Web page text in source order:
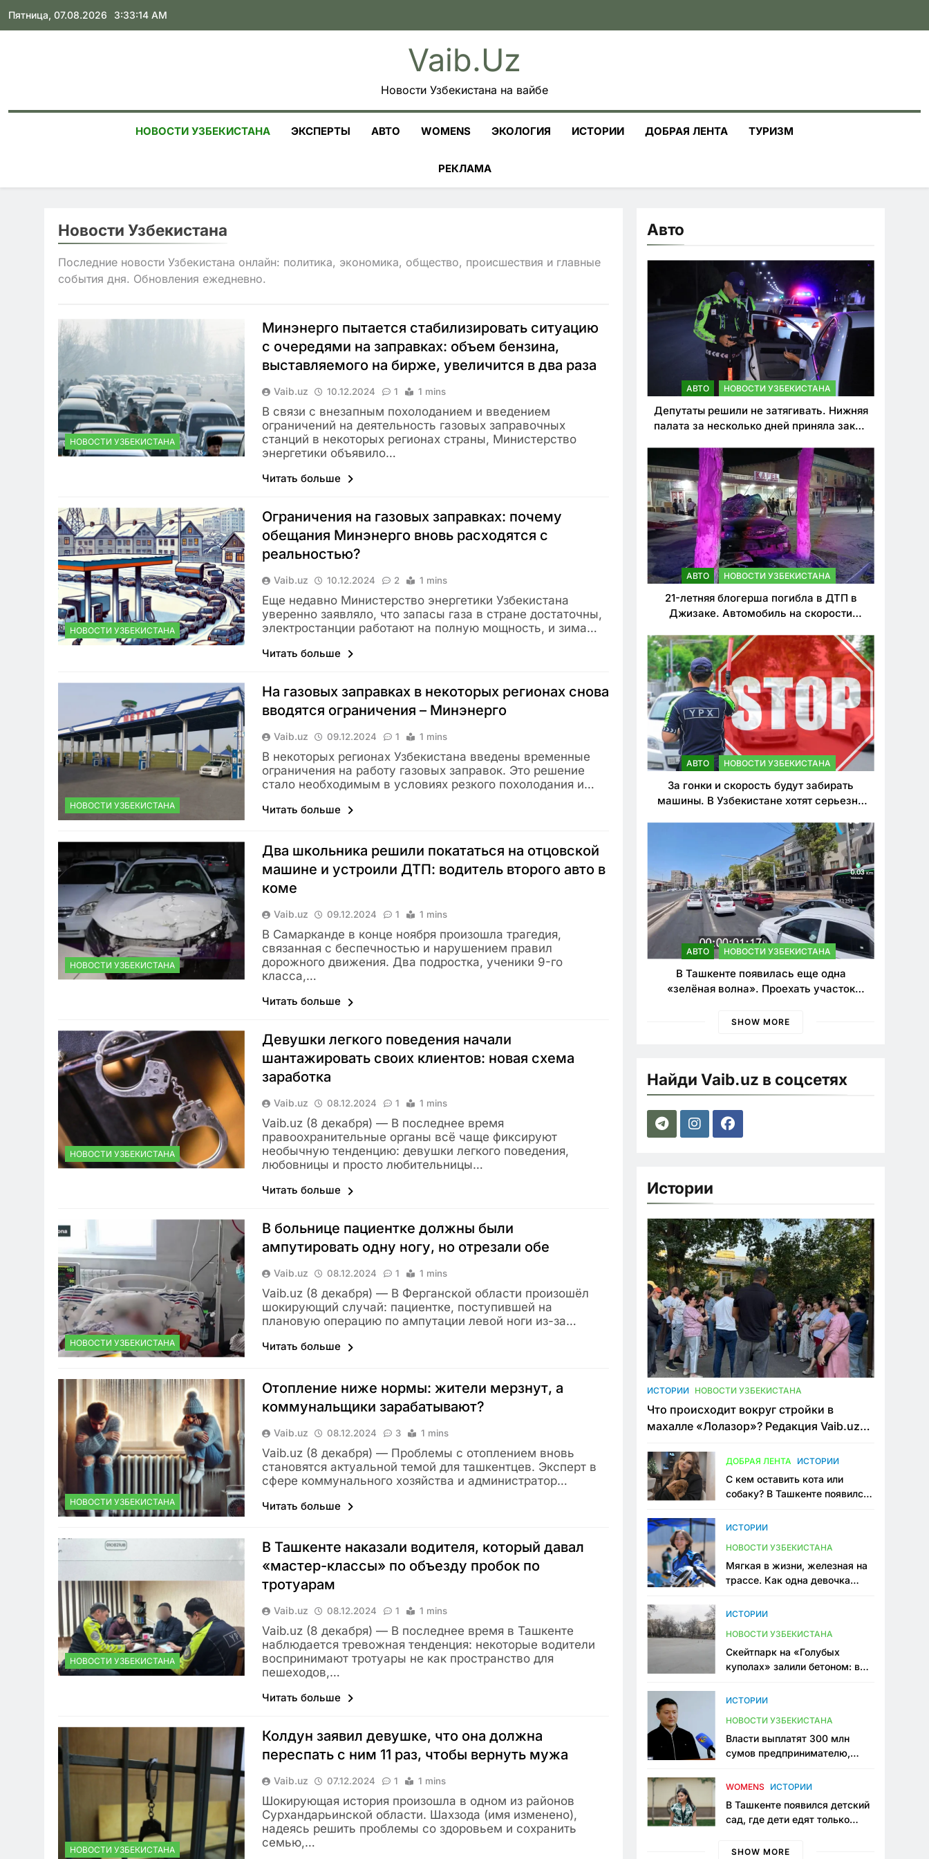
Skip
Пятница, 07.08.2026 3:33:15 AM
Vaib.uz
Новости Узбекистана на вайбе
НОВОСТИ УЗБЕКИСТАНА ЭКСПЕРТЫ АВТО WOMENS ЭКОЛОГИЯ ИСТОРИИ ДОБРАЯ ЛЕНТА ТУРИЗМ
РЕКЛАМА
Новости Узбекистана
Последние новости Узбекистана онлайн: политика, экономика, общество, происшествия и главные
события дня. Обновления ежедневно.
НОВОСТИ УЗБЕКИСТАНА
Минэнерго пытается стабилизировать ситуацию
с очередями на заправках: объем бензина,
выставляемого на бирже, увеличится в два раза
Vaib.uz 10.12.2024 1 1 mins
В связи с внезапным похолоданием и введением
ограничений на деятельность газовых заправочных
станций в некоторых регионах страны, Министерство
энергетики объявило…
Читать больше
НОВОСТИ УЗБЕКИСТАНА
Ограничения на газовых заправках: почему
обещания Минэнерго вновь расходятся с
реальностью?
Vaib.uz 10.12.2024 2 1 mins
Еще недавно Министерство энергетики Узбекистана
уверенно заявляло, что запасы газа в стране достаточны,
электростанции работают на полную мощность, и зима…
Читать больше
НОВОСТИ УЗБЕКИСТАНА
На газовых заправках в некоторых регионах снова
вводятся ограничения – Минэнерго
Vaib.uz 09.12.2024 1 1 mins
В некоторых регионах Узбекистана введены временные
ограничения на работу газовых заправок. Это решение
стало необходимым в условиях резкого похолодания и…
Читать больше
НОВОСТИ УЗБЕКИСТАНА
Два школьника решили покататься на отцовской
машине и устроили ДТП: водитель второго авто в
коме
Vaib.uz 09.12.2024 1 1 mins
В Самарканде в конце ноября произошла трагедия,
связанная с беспечностью и нарушением правил
дорожного движения. Два подростка, ученики 9-го
класса,…
Читать больше
НОВОСТИ УЗБЕКИСТАНА
Девушки легкого поведения начали
шантажировать своих клиентов: новая схема
заработка
Vaib.uz 08.12.2024 1 1 mins
Vaib.uz (8 декабря) — В последнее время
правоохранительные органы всё чаще фиксируют
необычную тенденцию: девушки легкого поведения,
любовницы и просто любительницы…
Читать больше
НОВОСТИ УЗБЕКИСТАНА
В больнице пациентке должны были
ампутировать одну ногу, но отрезали обе
Vaib.uz 08.12.2024 1 1 mins
Vaib.uz (8 декабря) — В Ферганской области произошёл
шокирующий случай: пациентке, поступившей на
плановую операцию по ампутации левой ноги из-за…
Читать больше
НОВОСТИ УЗБЕКИСТАНА
Отопление ниже нормы: жители мерзнут, а
коммунальщики зарабатывают?
Vaib.uz 08.12.2024 3 1 mins
Vaib.uz (8 декабря) — Проблемы с отоплением вновь
становятся актуальной темой для ташкентцев. Эксперт в
сфере коммунального хозяйства и администратор…
Читать больше
НОВОСТИ УЗБЕКИСТАНА
В Ташкенте наказали водителя, который давал
«мастер-классы» по объезду пробок по
тротуарам
Vaib.uz 08.12.2024 1 1 mins
Vaib.uz (8 декабря) — В последнее время в Ташкенте
наблюдается тревожная тенденция: некоторые водители
воспринимают тротуары не как пространство для
пешеходов,…
Читать больше
НОВОСТИ УЗБЕКИСТАНА
Колдун заявил девушке, что она должна
переспать с ним 11 раз, чтобы вернуть мужа
Vaib.uz 07.12.2024 1 1 mins
Шокирующая история произошла в одном из районов
Сурхандарьинской области. Шахзода (имя изменено),
надеясь решить проблемы со здоровьем и сохранить
семью,…
Авто
АВТО НОВОСТИ УЗБЕКИСТАНА
Депутаты решили не затягивать. Нижняя
палата за несколько дней приняла закон
нарушителей ПДД
АВТО НОВОСТИ УЗБЕКИСТАНА
21-летняя блогерша погибла в ДТП в
Джизаке. Автомобиль на скорости
АВТО НОВОСТИ УЗБЕКИСТАНА
За гонки и скорость будут забирать
машины. В Узбекистане хотят серьезно
АВТО НОВОСТИ УЗБЕКИСТАНА
В Ташкенте появилась еще одна
«зелёная волна». Проехать участок
SHOW MORE
Найди Vaib.uz в соцсетях
Истории
ИСТОРИИ НОВОСТИ УЗБЕКИСТАНА
Что происходит вокруг стройки в
махалле «Лолазор»? Редакция Vaib.uz
конфликта
ДОБРАЯ ЛЕНТА ИСТОРИИ
С кем оставить кота или
собаку? В Ташкенте появился
ИСТОРИИ
НОВОСТИ УЗБЕКИСТАНА
Мягкая в жизни, железная на
трассе. Как одна девочка
Узбекистане
ИСТОРИИ
НОВОСТИ УЗБЕКИСТАНА
Скейтпарк на «Голубых
куполах» залили бетоном: в
одно общественное
ИСТОРИИ
НОВОСТИ УЗБЕКИСТАНА
Власти выплатят 300 млн
сумов предпринимателю,
тюрьме по незаконному
WOMENS ИСТОРИИ
В Ташкенте появился детский
сад, где дети едят только
мама, которая устала просить
SHOW MORE